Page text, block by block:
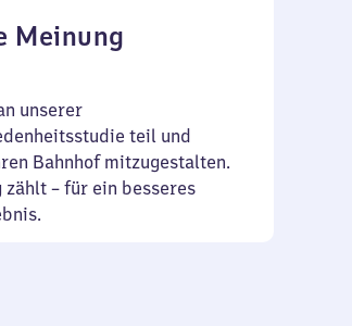
Meinung
unserer
teil und
Bahnhof mitzugestalten.
zählt – für ein besseres